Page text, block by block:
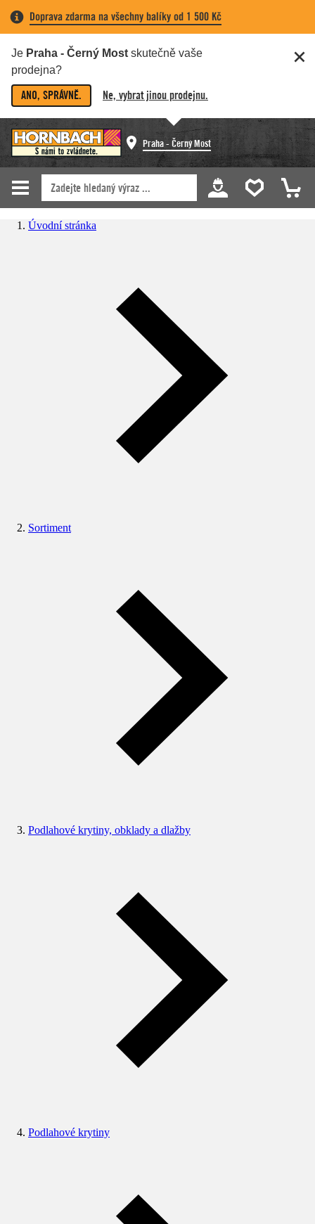
Doprava zdarma na všechny balíky od 1 500 Kč
Je Praha - Černý Most skutečně vaše
prodejna?
ANO, SPRÁVNĚ. Ne, vybrat jinou prodejnu.
Praha - Černý Most
Úvodní stránka
Sortiment
Podlahové krytiny, obklady a dlažby
Podlahové krytiny